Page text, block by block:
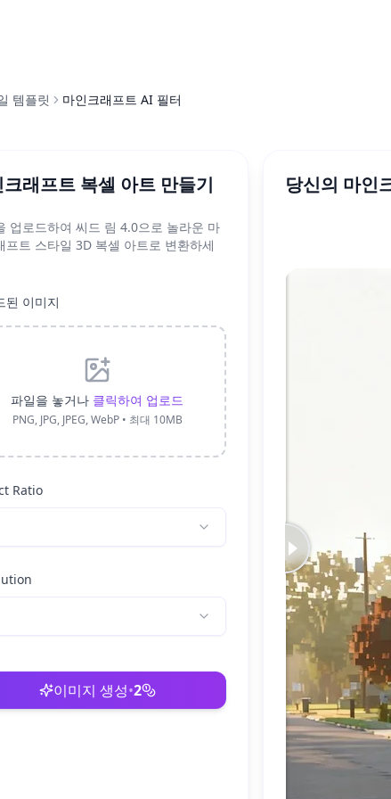
템플릿 마인크래프트 AI 필터
래프트 복셀 아트 만들기
업로드하여 씨드 림 4.0으로 놀라운 마
프트 스타일 3D 복셀 아트로 변환하세
된 이미지
파일을 놓거나 클릭하여 업로드
PNG, JPG, JPEG, WebP • 최대 10MB
Ratio
이미지 생성•2
당신의 마인